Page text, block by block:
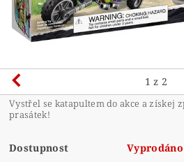
1 z 2
Vystřel se katapultem do akce a získej
prasátek!
Dostupnost Vyprodáno